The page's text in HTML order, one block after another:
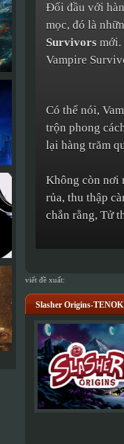
Đối đầu với
mọc, đó là
Survivors mới.
Vampire
Có thể nói,
trộn phong
lại hàng trăm
Không còn nơi
rủa, thu thập
chắn rằng, Tử
viết đề xuất:
Slasher Origins-